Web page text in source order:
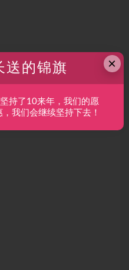
×
送的锦旗
持了10来年，我们的愿
我们会继续坚持下去！